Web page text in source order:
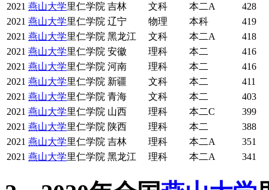
2021 燕山大学里仁学院 吉林 文科 本二A
428
2021 燕山大学里仁学院 辽宁 物理 本科
419
2021 燕山大学里仁学院 黑龙江 文科 本二A
418
2021 燕山大学里仁学院 安徽 理科 本二
416
2021 燕山大学里仁学院 河南 理科 本二
416
2021 燕山大学里仁学院 新疆 文科 本二
411
2021 燕山大学里仁学院 青海 文科 本二
403
2021 燕山大学里仁学院 山西 理科 本二C
399
2021 燕山大学里仁学院 陕西 理科 本二
388
2021 燕山大学里仁学院 吉林 理科 本二A
351
2021 燕山大学里仁学院 黑龙江 理科 本二A 341